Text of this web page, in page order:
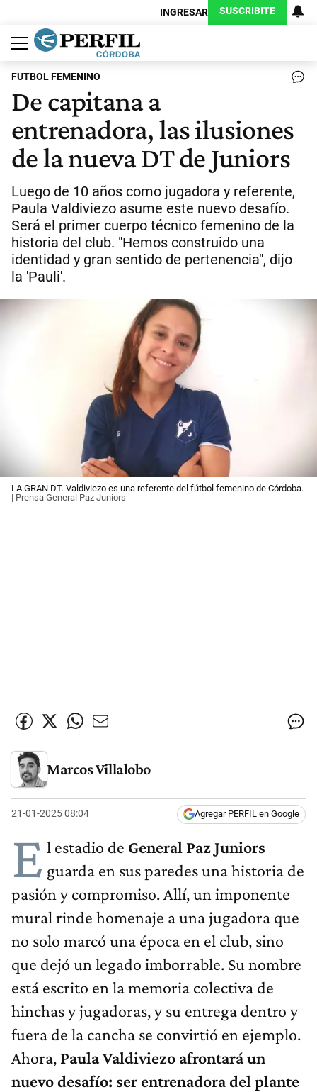
INGRESAR SUSCRIBITE
Política
Economía
Judiciales
Sociedad
Cultura
Espectáculos
Deportes
Protagonistas
FUTBOL FEMENINO
De capitana a
entrenadora, las ilusiones
de la nueva DT de Juniors
Luego de 10 años como jugadora y referente,
Paula Valdiviezo asume este nuevo desafío.
Será el primer cuerpo técnico femenino de la
historia del club. "Hemos construido una
identidad y gran sentido de pertenencia", dijo
la 'Pauli'.
LA GRAN DT. Valdiviezo es una referente del fútbol femenino de Córdoba.
| Prensa General Paz Juniors
Marcos Villalobo
21-01-2025 08:04 Agregar PERFIL en Google
E l estadio de General Paz Juniors
guarda en sus paredes una historia de
pasión y compromiso. Allí, un imponente
mural rinde homenaje a una jugadora que
no solo marcó una época en el club, sino
que dejó un legado imborrable. Su nombre
está escrito en la memoria colectiva de
hinchas y jugadoras, y su entrega dentro y
fuera de la cancha se convirtió en ejemplo.
Ahora, Paula Valdiviezo afrontará un
nuevo desafío: ser entrenadora del plante